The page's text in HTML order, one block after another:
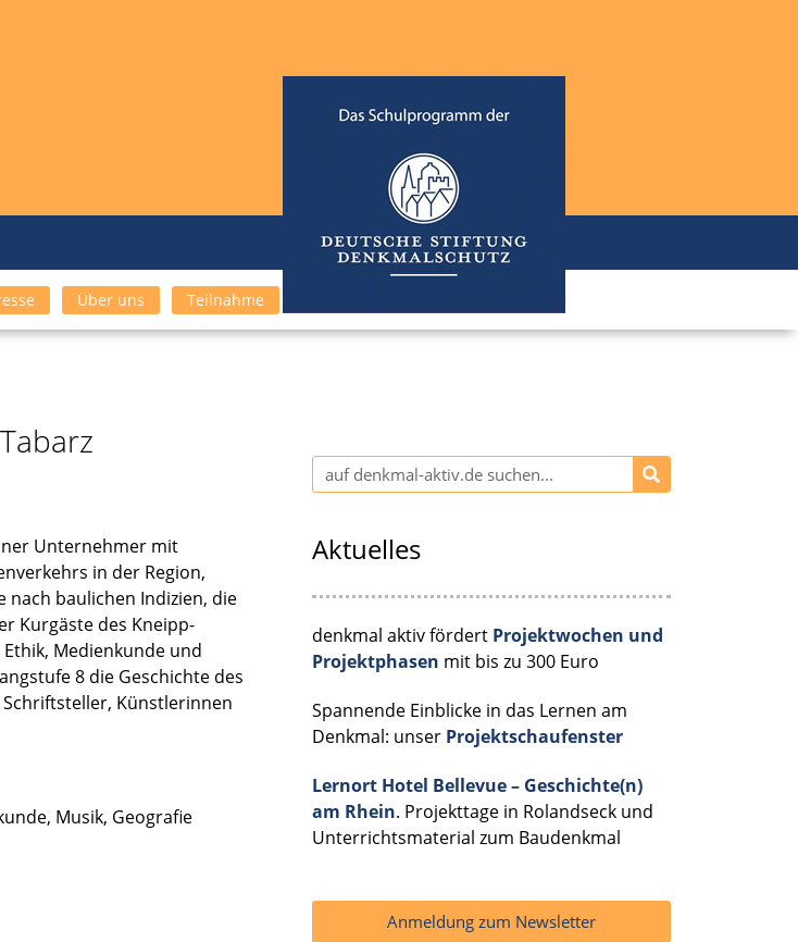
Über uns Teilnahme
Unter­neh­mer mit
in der Region,
nach bauli­chen Indizien, die
Kurgäste des Kneipp-
Medien­kunde und
8 die Geschichte des
Künst­le­rin­nen
Musik, Geogra­fie
Aktuelles
denkmal aktiv fördert Projektwochen und
Projektphasen mit bis zu 300 Euro
Spannende Einblicke in das Lernen am
Denkmal: unser Projektschaufenster
Lernort Hotel Bellevue – Geschichte(n)
am Rhein. Projekttage in Rolandseck und
Unterrichtsmaterial zum Baudenkmal
Anmeldung zum Newsletter